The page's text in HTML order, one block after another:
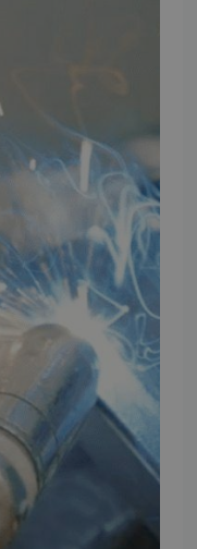
16:00
15:30